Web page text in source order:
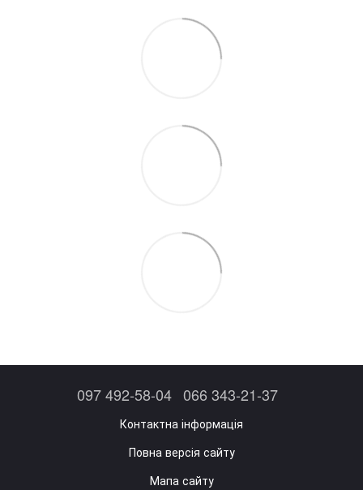
097 492-58-04 066 343-21-37
Контактна інформація
Повна версія сайту
Мапа сайту